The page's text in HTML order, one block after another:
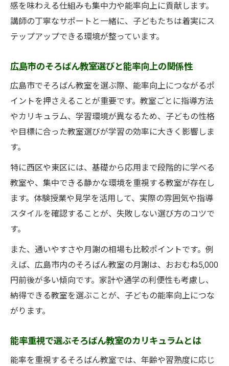
そろばん教室の学びやすさを左右するポイ
ントとは
広島市西区・東区で学びやすいそろばん教
初心者にも安心なそろばん教室のサポート
体制
能率重視で比較するそろばん教室の学習環
境
子どもが通いやすいそろばん教室の条件を
能率アップに繋がるそろばん教室の比較方法
そろばん教室の能率比較で注目すべきチェ
ック項目
広島市のそろばん教室を能率基準で比較す
能率向上を意識したそろばん教室体験の活
用術
そろばん教室の口コミから能率の違いを見
極める
感を味わえる仕組みも集中力や能率向上に貢献します。
講師の丁寧なサポートと一緒に、子どもたちは着実にス
テップアップできる環境が整っています。
広島市のそろばん教室選びと能率向上の関係性
広島市でそろばん教室を選ぶ際、能率向上につながるポ
イントを押さえることが重要です。教室ごとに指導方法
やカリキュラム、学習環境が異なるため、子どもの性格
や目標に合った教室選びが学習の効率に大きく影響しま
す。
特に西区や東区には、基礎から応用まで段階的に学べる
教室や、集中できる静かな環境を重視する教室が存在し
ます。体験授業や見学を活用して、実際の雰囲気や指導
スタイルを確認することが、失敗しない選び方のコツで
す。
また、通いやすさや月謝の相場も比較ポイントです。例
えば、広島市内のそろばん教室の月謝は、おおむね5,000
円前後が多い傾向です。家計や通学の利便性も考慮し、
納得できる教室を選ぶことが、子どもの能率向上につな
がります。
能率重視で選ぶそろばん教室のカリキュラムとは
能率を重視するそろばん教室では、年齢や習熟度に応じ